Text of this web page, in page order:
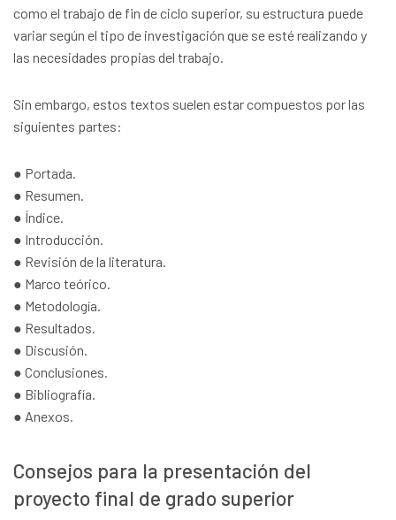
como el trabajo de fin de ciclo superior, su estructura puede
variar según el tipo de investigación que se esté realizando y
las necesidades propias del trabajo.
Sin embargo, estos textos suelen estar compuestos por las
siguientes partes:
● Portada.
● Resumen.
● Índice.
● Introducción.
● Revisión de la literatura.
● Marco teórico.
● Metodología.
● Resultados.
● Discusión.
● Conclusiones.
● Bibliografía.
● Anexos.
Consejos para la presentación del
proyecto final de grado superior